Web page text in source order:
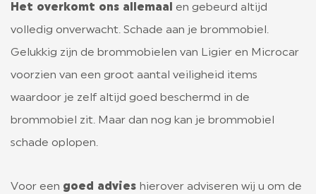
VERZEKERING
WETGEVING
LIGIER GROUP
CONTACT
Het overkomt ons allemaal
en gebeurd altijd
volledig onverwacht. Schade aan je brommobiel.
Gelukkig zijn de brommobielen van Ligier en Microcar
voorzien van een groot aantal veiligheid items
waardoor je zelf altijd goed beschermd in de
brommobiel zit. Maar dan nog kan je brommobiel
schade oplopen.
Voor een goed advies hierover adviseren wij u om de